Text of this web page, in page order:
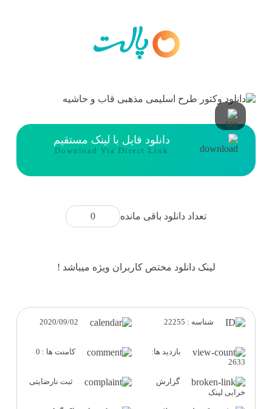
دانلود فایل با لینک مستقیم
Download Via Direct Link
تعداد دانلود باقی مانده 0
لینک دانلود مختص کاربران ویژه میباشد !
شناسه : 22255
بازدید ها:
2633
کامنت ها : 0
گزارش
خرابی لینک
ثبت نارضایتی